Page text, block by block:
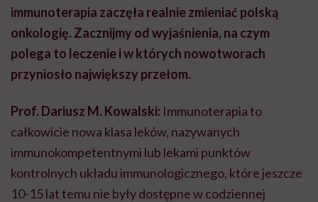
immunoterapia zaczęła realnie zmieniać polską
onkologię. Zacznijmy od wyjaśnienia, na czym
polega to leczenie i w których nowotworach
przyniosło największy przełom.
Prof. Dariusz M. Kowalski: Immunoterapia to
całkowicie nowa klasa leków, nazywanych
immunokompetentnymi lub lekami punktów
kontrolnych układu immunologicznego, które jeszcze
10-15 lat temu nie były dostępne w codziennej